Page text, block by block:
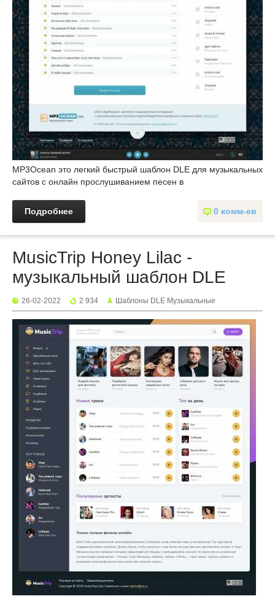
MP3Ocean это легкий быстрый шаблон DLE для музыкальных
сайтов с онлайн прослушиванием песен в
0 комм-ев
Подробнее
MusicTrip Honey Lilac -
музыкальный шаблон DLE
26-02-2022 2 934 Шаблоны DLE Музыкальные